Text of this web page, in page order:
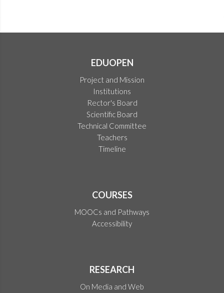
EDUOPEN
Project and Mission
Institutions
Rector's Board
Scientific Board
Technical Committee
Teachers
Timeline
COURSES
MOOCs and Pathways
Accessibility
RESEARCH
On Media and Web